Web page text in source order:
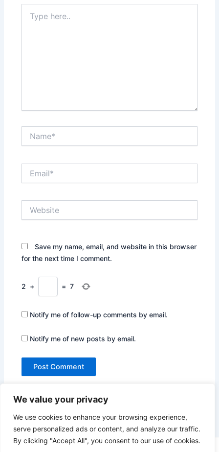
We value your privacy
We use cookies to enhance your browsing experience,
serve personalized ads or content, and analyze our traffic.
By clicking "Accept All", you consent to our use of cookies.
here..
Save my name, email, and website in this browser
for the next time I comment.
2 + = 7
Notify me of follow-up comments by email.
Notify me of new posts by email.